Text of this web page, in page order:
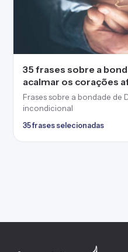
35 frases sobre a
acalmar os corações
Frases sobre a bondade de
incondicional
35 frases selecionadas